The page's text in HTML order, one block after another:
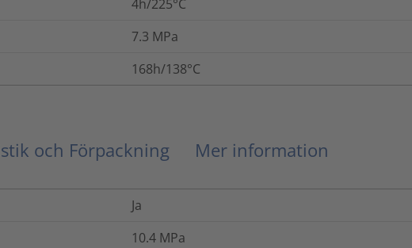
4h/225°C
7.3 MPa
168h/138°C
och Förpackning Mer information
Ja
10.4 MPa